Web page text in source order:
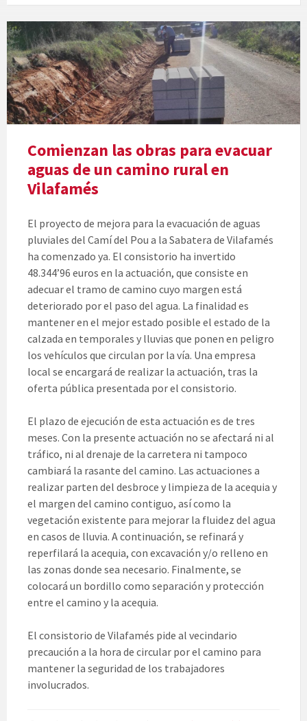
Comienzan las obras para evacuar
aguas de un camino rural en
Vilafamés
El proyecto de mejora para la evacuación de aguas
pluviales del Camí del Pou a la Sabatera de Vilafamés
ha comenzado ya. El consistorio ha invertido
48.344’96 euros en la actuación, que consiste en
adecuar el tramo de camino cuyo margen está
deteriorado por el paso del agua. La finalidad es
mantener en el mejor estado posible el estado de la
calzada en temporales y lluvias que ponen en peligro
los vehículos que circulan por la vía. Una empresa
local se encargará de realizar la actuación, tras la
oferta pública presentada por el consistorio.
El plazo de ejecución de esta actuación es de tres
meses. Con la presente actuación no se afectará ni al
tráfico, ni al drenaje de la carretera ni tampoco
cambiará la rasante del camino. Las actuaciones a
realizar parten del desbroce y limpieza de la acequia y
el margen del camino contiguo, así como la
vegetación existente para mejorar la fluidez del agua
en casos de lluvia. A continuación, se refinará y
reperfilará la acequia, con excavación y/o relleno en
las zonas donde sea necesario. Finalmente, se
colocará un bordillo como separación y protección
entre el camino y la acequia.
El consistorio de Vilafamés pide al vecindario
precaución a la hora de circular por el camino para
mantener la seguridad de los trabajadores
involucrados.